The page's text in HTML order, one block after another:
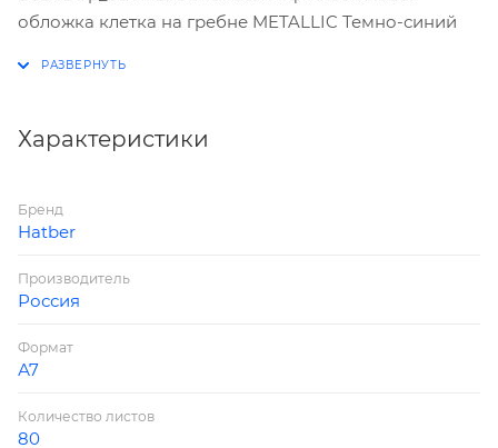
обложка клетка на гребне METALLIC Темно-синий
Характеристики
Бренд
Hatber
Производитель
Россия
Формат
А7
Количество листов
80